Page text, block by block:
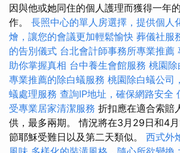
因與他或她同住的個人護理而獲得一年
作。 長照中心的單人房選擇，提供個人
燴，讓您的會議更加輕鬆愉快 葬儀社服
的告別儀式 台北會計師事務所專業推薦
助你掌握真相 台中養生會館服務 桃園除
專業推薦的除白蟻服務 桃園除白蟻公司
蟻處理服務 查詢IP地址，確保網路安全
受專業居家清潔服務 折扣應在適合索賠
供，最多兩期。 情況將在3月29日和4
節耶穌受難日以及第二天類似。 西式外